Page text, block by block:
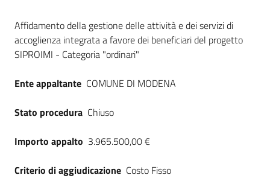
su
Dati del bando
Affidamento della gestione delle attività e dei servizi di
accoglienza integrata a favore dei beneficiari del progetto
SIPROIMI - Categoria "ordinari"
Ente appaltante COMUNE DI MODENA
Stato procedura Chiuso
Importo appalto 3.965.500,00 €
Criterio di aggiudicazione Costo Fisso